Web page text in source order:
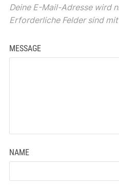
Deine E-Mail-Adresse wird
Erforderliche Felder sind mit
MESSAGE
NAME